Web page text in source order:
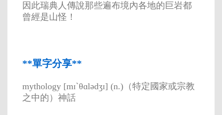
因此瑞典人傳說那些遍布境內各地的巨岩都
曾經是山怪！
**單字分享**
mythology [mɪˋθɑlədʒɪ] (n.)（特定國家或宗教
之中的）神話